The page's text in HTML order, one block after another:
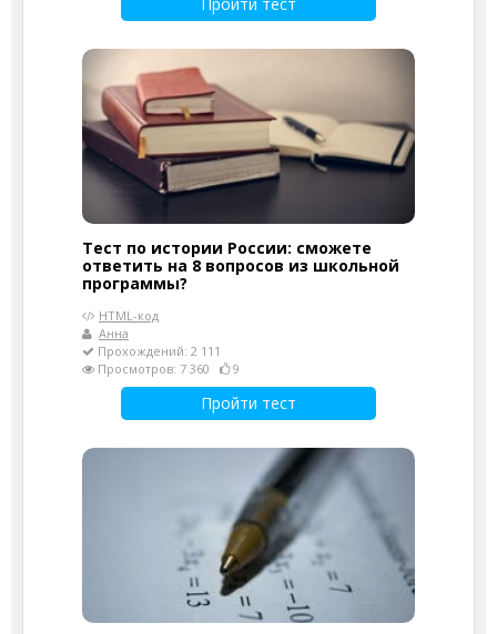
Пройти тест
Тест по истории России: сможете
ответить на 8 вопросов из школьной
программы?
HTML-код
Анна
Прохождений: 2 111
Просмотров: 7 360
9
Пройти тест